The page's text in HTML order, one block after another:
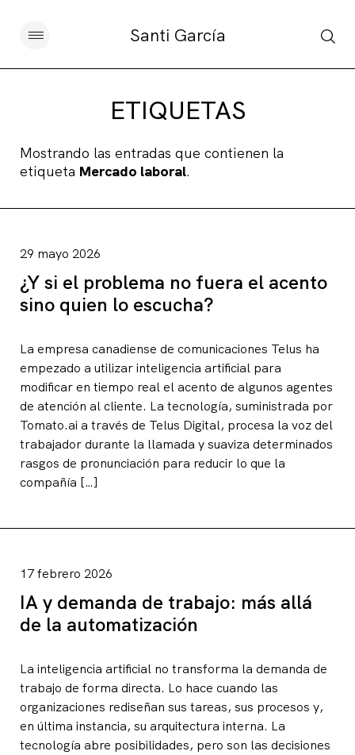
Santi García
Artículos
Charlas y conferencias
Libros
Contacto
ETIQUETAS
Mostrando las entradas que contienen la
etiqueta Mercado laboral.
29 mayo 2026
¿Y si el problema no fuera el acento
sino quien lo escucha?
La empresa canadiense de comunicaciones Telus ha
empezado a utilizar inteligencia artificial para
modificar en tiempo real el acento de algunos agentes
de atención al cliente. La tecnología, suministrada por
Tomato.ai a través de Telus Digital, procesa la voz del
trabajador durante la llamada y suaviza determinados
rasgos de pronunciación para reducir lo que la
compañía […]
17 febrero 2026
IA y demanda de trabajo: más allá
de la automatización
La inteligencia artificial no transforma la demanda de
trabajo de forma directa. Lo hace cuando las
organizaciones rediseñan sus tareas, sus procesos y,
en última instancia, su arquitectura interna. La
tecnología abre posibilidades, pero son las decisiones